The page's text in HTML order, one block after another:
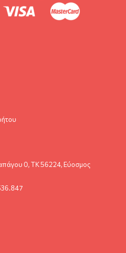
0, ΤΚ 56224, Εύοσμος